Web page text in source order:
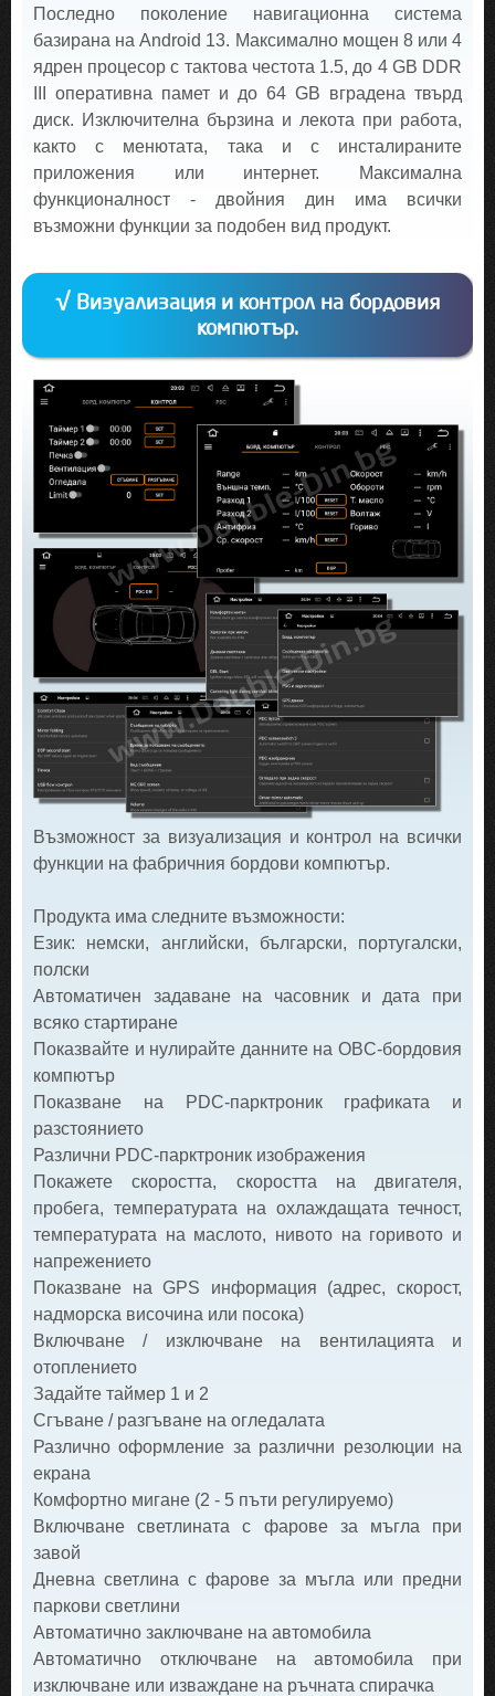
Последно поколение навигационна система
базирана на Android 13. Максимално мощен 8 или 4
ядрен процесор с тактова честота 1.5, до 4 GB DDR
III оперативна памет и до 64 GB вградена твърд
диск. Изключителна бързина и лекота при работа,
както с менютата, така и с инсталираните
приложения или интернет. Максимална
функционалност - двойния дин има всички
възможни функции за подобен вид продукт.
√ Визуализация и контрол на бордовия
компютър.
Възможност за визуализация и контрол на всички
функции на фабричния бордови компютър.
Продукта има следните възможности:
Език: немски, английски, български, португалски,
полски
Автоматичен задаване на часовник и дата при
всяко стартиране
Показвайте и нулирайте данните на OBC-бордовия
компютър
Показване на PDC-парктроник графиката и
разстоянието
Различни PDC-парктроник изображения
Покажете скоростта, скоростта на двигателя,
пробега, температурата на охлаждащата течност,
температурата на маслото, нивото на горивото и
напрежението
Показване на GPS информация (адрес, скорост,
надморска височина или посока)
Включване / изключване на вентилацията и
отоплението
Задайте таймер 1 и 2
Сгъване / разгъване на огледалата
Различно оформление за различни резолюции на
екрана
Комфортно мигане (2 - 5 пъти регулируемо)
Включване светлината с фарове за мъгла при
завой
Дневна светлина с фарове за мъгла или предни
паркови светлини
Автоматично заключване на автомобила
Автоматично отключване на автомобила при
изключване или изваждане на ръчната спирачка